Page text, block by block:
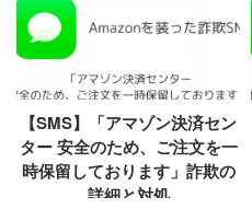
【SMS】「アマゾン決済セン
ター 安全のため、ご注文を一
時保留しております」詐欺の
詳細と対処